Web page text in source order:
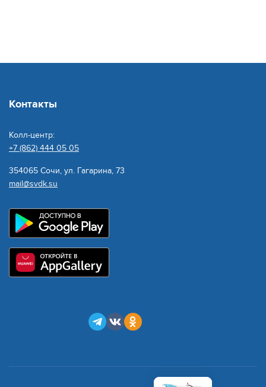
Контакты
Колл-центр:
+7 (862) 444 05 05
354065 Сочи, ул. Гагарина, 73
mail@svdk.su